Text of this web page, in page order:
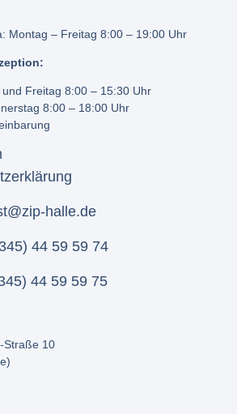
Montag – Freitag 8:00 – 19:00 Uhr
Freitag 8:00 – 15:30 Uhr
8:00 – 18:00 Uhr
halle.de
44 59 59 74
44 59 59 75
Straße 10